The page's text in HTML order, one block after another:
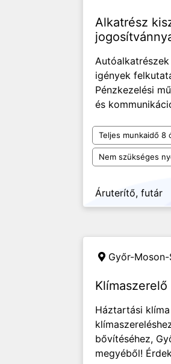
Alkatrész
igények
Pénzkezelési
és
Teljes munkaidő 8
Nem szükséges
Áruterítő, futár
Győr-
Háztartási
bővítéséhez,
megyéből!